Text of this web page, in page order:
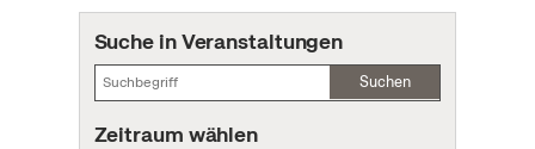
Suche in Veranstaltungen
Suchen
Zeitraum wählen